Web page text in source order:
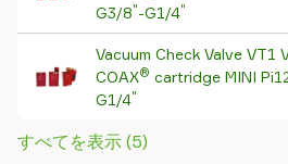
G3/8"-G1/4"
Vacuum Check Valve VT1
COAX® cartridge MINI
G1/4"
すべてを表示 (5)